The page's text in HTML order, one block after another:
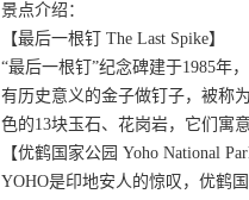
景点介绍：
【最后一根钉 The Last Spike】
“最后一根钉”纪念碑建于1985年
有历史意义的金子做钉子，被称
色的13块玉石、花岗岩，它们寓
【优鹤国家公园 Yoho National
YOHO是印地安人的惊叹，优鹤